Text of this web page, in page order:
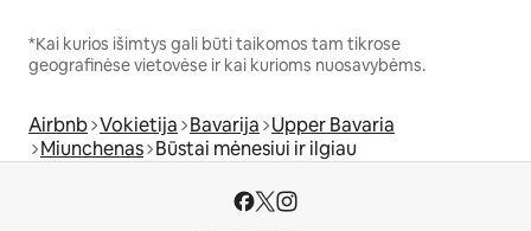
*Kai kurios išimtys gali būti taikomos tam tikrose
geografinėse vietovėse ir kai kurioms nuosavybėms.
Airbnb Vokietija Bavarija Upper Bavaria
Miunchenas Būstai mėnesiui ir ilgiau